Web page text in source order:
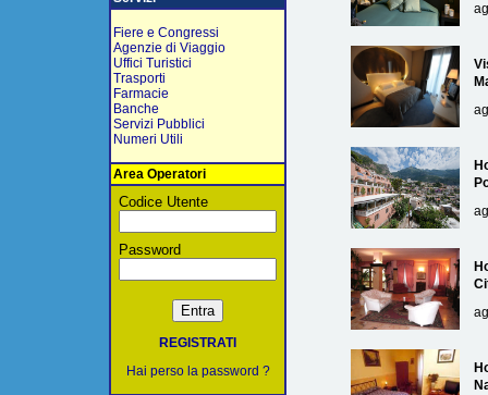
Fiere e Congressi
Agenzie di Viaggio
Uffici Turistici
Trasporti
Farmacie
Banche
Servizi Pubblici
Numeri Utili
Area Operatori
Codice Utente
Password
REGISTRATI
Hai perso la password ?